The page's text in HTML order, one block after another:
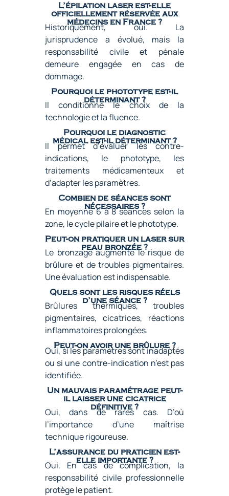
L’épilation laser est-elle
officiellement réservée aux
médecins en France ?
Historiquement, oui. La
jurisprudence a évolué, mais la
responsabilité civile et pénale
demeure engagée en cas de
dommage.
Pourquoi le phototype est-il
déterminant ?
Il conditionne le choix de la
technologie et la fluence.
Pourquoi le diagnostic
médical est-il déterminant ?
Il permet d’évaluer les contre-
indications, le phototype, les
traitements médicamenteux et
d’adapter les paramètres.
Combien de séances sont
nécessaires ?
En moyenne 6 à 8 séances selon la
zone, le cycle pilaire et le phototype.
Peut-on pratiquer un laser sur
peau bronzée ?
Le bronzage augmente le risque de
brûlure et de troubles pigmentaires.
Une évaluation est indispensable.
Quels sont les risques réels
d’une séance ?
Brûlures thermiques, troubles
pigmentaires, cicatrices, réactions
inflammatoires prolongées.
Peut-on avoir une brûlure ?
Oui, si les paramètres sont inadaptés
ou si une contre-indication n’est pas
identifiée.
Un mauvais paramétrage peut-
il laisser une cicatrice
définitive ?
Oui, dans de rares cas. D’où
l’importance d’une maîtrise
technique rigoureuse.
L’assurance du praticien est-
elle importante ?
Oui. En cas de complication, la
responsabilité civile professionnelle
protège le patient.